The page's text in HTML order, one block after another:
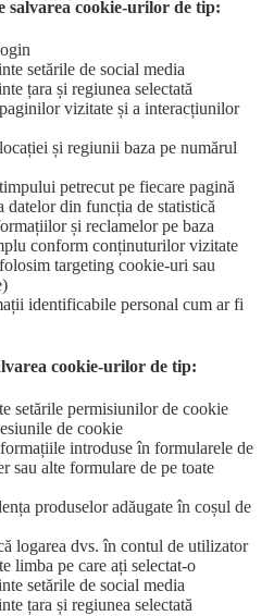
salvarea cookie-urilor de tip:
setările de social media
țara și regiunea selectată
vizitate și a interacțiunilor
și regiunii baza pe numărul
petrecut pe fiecare pagină
datelor din funcția de statistică
și reclamelor pe baza
conform conținuturilor vizitate
targeting cookie-uri sau
identificabile personal cum ar fi
cookie-urilor de tip:
setările permisiunilor de cookie
de cookie
introduse în formularele de
sau alte formulare de pe toate
produselor adăugate în coșul de
logarea dvs. în contul de utilizator
limba pe care ați selectat-o
setările de social media
țara și regiunea selectată